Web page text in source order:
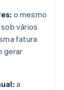
o mesmo
vários
fatura
gerar
a